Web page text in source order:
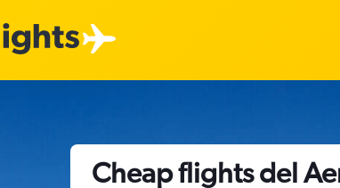
Cheap flights del